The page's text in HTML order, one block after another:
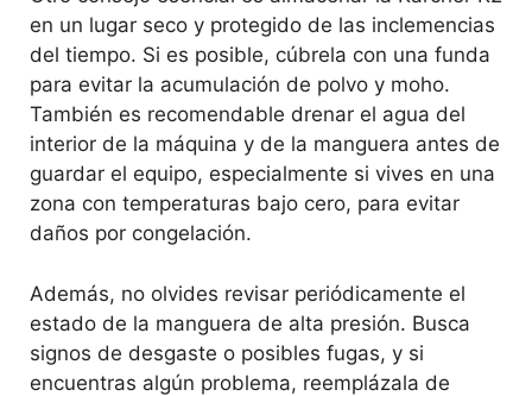
en un lugar seco y protegido de las inclemencias
del tiempo. Si es posible, cúbrela con una funda
para evitar la acumulación de polvo y moho.
También es recomendable drenar el agua del
interior de la máquina y de la manguera antes de
guardar el equipo, especialmente si vives en una
zona con temperaturas bajo cero, para evitar
daños por congelación.
Además, no olvides revisar periódicamente el
estado de la manguera de alta presión. Busca
signos de desgaste o posibles fugas, y si
encuentras algún problema, reemplázala de